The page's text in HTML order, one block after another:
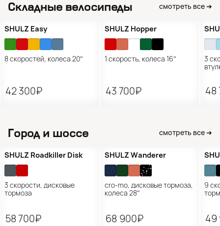
фреймсеты
Складные велосипеды смотреть все ➔
SHULZ Easy
8 скоростей, колеса 20″
42 300₽
SHULZ Hopper
1 скорость, колеса 16″
43 700₽
3
48
Город и шоссе смотреть все ➔
SHULZ Roadkiller Disk
3 скорости, дисковые
тормоза
58 700₽
SHULZ Wanderer
cro-mo, дисковые тормоза,
колеса 28″
68 900₽
9